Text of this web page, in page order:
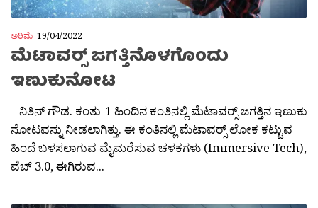
ಅರಿಮೆ 19/04/2022
ಮೆಟಾವರ್ಸ್‍‍ ಜಗತ್ತಿನೊಳಗೊಂದು
ಇಣುಕುನೋಟ
– ನಿತಿನ್ ಗೌಡ. ಕಂತು-1 ಹಿಂದಿನ ಕಂತಿನಲ್ಲಿ ಮೆಟಾವರ್ಸ್‍‍ ಜಗತ್ತಿನ ಇಣುಕು
ನೋಟವನ್ನು ನೀಡಲಾಗಿತ್ತು. ಈ ಕಂತಿನಲ್ಲಿ ಮೆಟಾವರ್ಸ್‍‍ ಲೋಕ ಕಟ್ಟುವ
ಹಿಂದೆ ಬಳಸಲಾಗುವ ಮೈಮರೆಸುವ ಚಳಕಗಳು (Immersive Tech),
ವೆಬ್ 3.0, ಈಗಿರುವ...